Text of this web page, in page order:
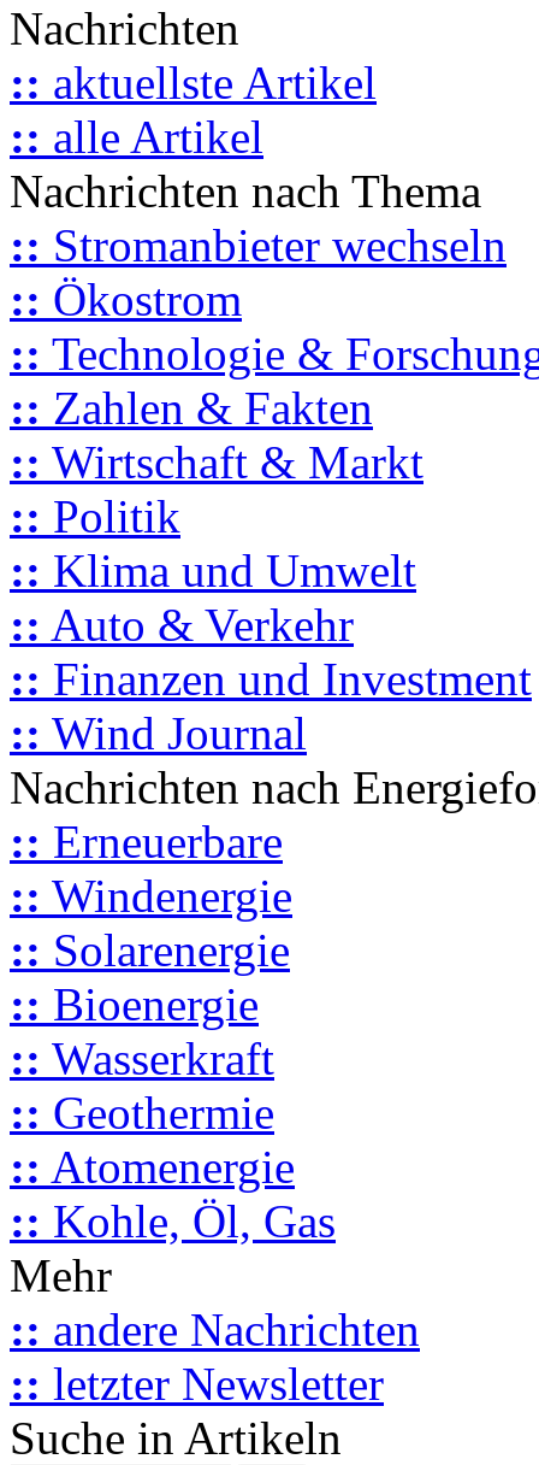
Nachrichten
:: aktuellste Artikel
:: alle Artikel
Nachrichten nach Thema
:: Stromanbieter wechseln
:: Ökostrom
:: Technologie &
:: Zahlen & Fakten
:: Wirtschaft & Markt
:: Politik
:: Klima und Umwelt
:: Auto & Verkehr
:: Finanzen und Investment
:: Wind Journal
Nachrichten nach
:: Erneuerbare
:: Windenergie
:: Solarenergie
:: Bioenergie
:: Wasserkraft
:: Geothermie
:: Atomenergie
:: Kohle, Öl, Gas
Mehr
:: andere Nachrichten
:: letzter Newsletter
Suche in Artikeln